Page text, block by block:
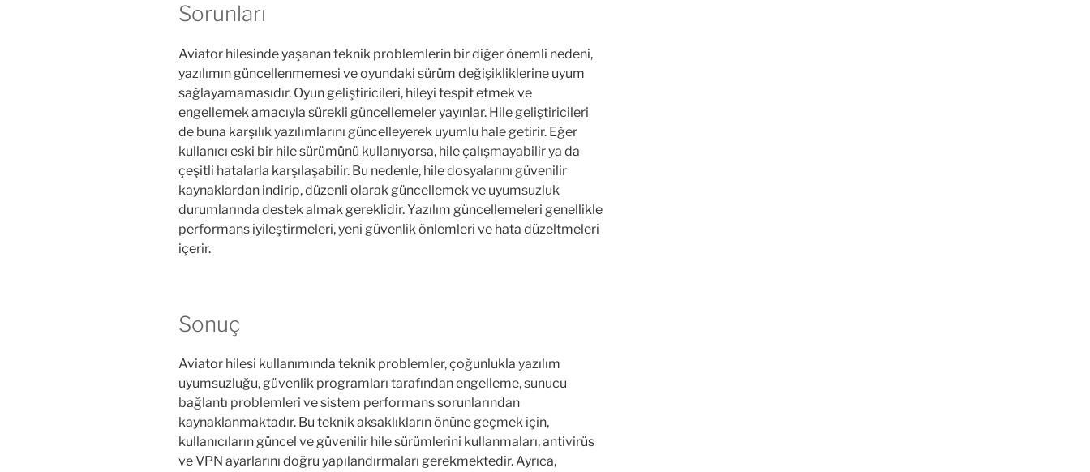
Sorunları
Aviator hilesinde yaşanan teknik problemlerin bir diğer önemli nedeni,
yazılımın güncellenmemesi ve oyundaki sürüm değişikliklerine uyum
sağlayamamasıdır. Oyun geliştiricileri, hileyi tespit etmek ve
engellemek amacıyla sürekli güncellemeler yayınlar. Hile geliştiricileri
de buna karşılık yazılımlarını güncelleyerek uyumlu hale getirir. Eğer
kullanıcı eski bir hile sürümünü kullanıyorsa, hile çalışmayabilir ya da
çeşitli hatalarla karşılaşabilir. Bu nedenle, hile dosyalarını güvenilir
kaynaklardan indirip, düzenli olarak güncellemek ve uyumsuzluk
durumlarında destek almak gereklidir. Yazılım güncellemeleri genellikle
performans iyileştirmeleri, yeni güvenlik önlemleri ve hata düzeltmeleri
içerir.
Sonuç
Aviator hilesi kullanımında teknik problemler, çoğunlukla yazılım
uyumsuzluğu, güvenlik programları tarafından engelleme, sunucu
bağlantı problemleri ve sistem performans sorunlarından
kaynaklanmaktadır. Bu teknik aksaklıkların önüne geçmek için,
kullanıcıların güncel ve güvenilir hile sürümlerini kullanmaları, antivirüs
ve VPN ayarlarını doğru yapılandırmaları gerekmektedir. Ayrıca,